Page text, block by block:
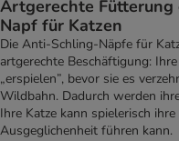
Artgerechte
Napf für Katzen
Die Anti-Schling-Näpfe für
artgerechte Beschäftigung:
„erspielen”, bevor sie es
Wildbahn. Dadurch werden
Ihre Katze kann spielerisch
Ausgeglichenheit führen kann.